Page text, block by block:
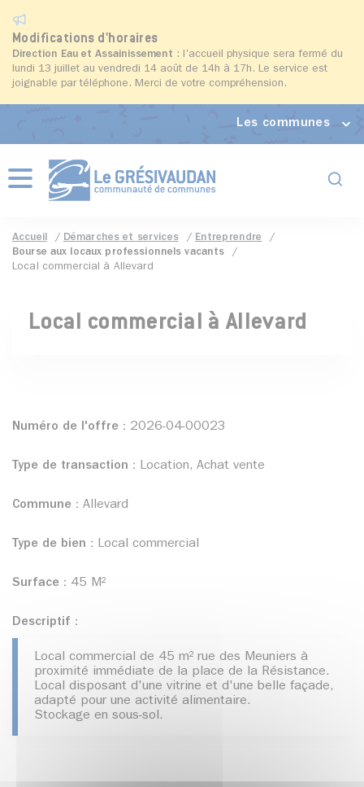
Modifications d'horaires
Direction Eau et Assainissement : l'accueil physique sera fermé du
lundi 13 juillet au vendredi 14 août de 14h à 17h. Le service est
joignable par téléphone. Merci de votre compréhension.
Les communes
Menu
Accueil Démarches et services
Entreprendre
Bourse aux locaux professionnels vacants
Local commercial à Allevard
Local commercial à Allevard
Numéro de l'offre : 2026-04-00023
Type de transaction : Location, Achat vente
Commune : Allevard
Type de bien : Local commercial
Surface : 45 M²
Descriptif :
Local commercial de 45 m² rue des Meuniers à
proximité immédiate de la place de la Résistance.
Local disposant d'une vitrine et d'une belle façade,
adapté pour une activité alimentaire.
Stockage en sous-sol.